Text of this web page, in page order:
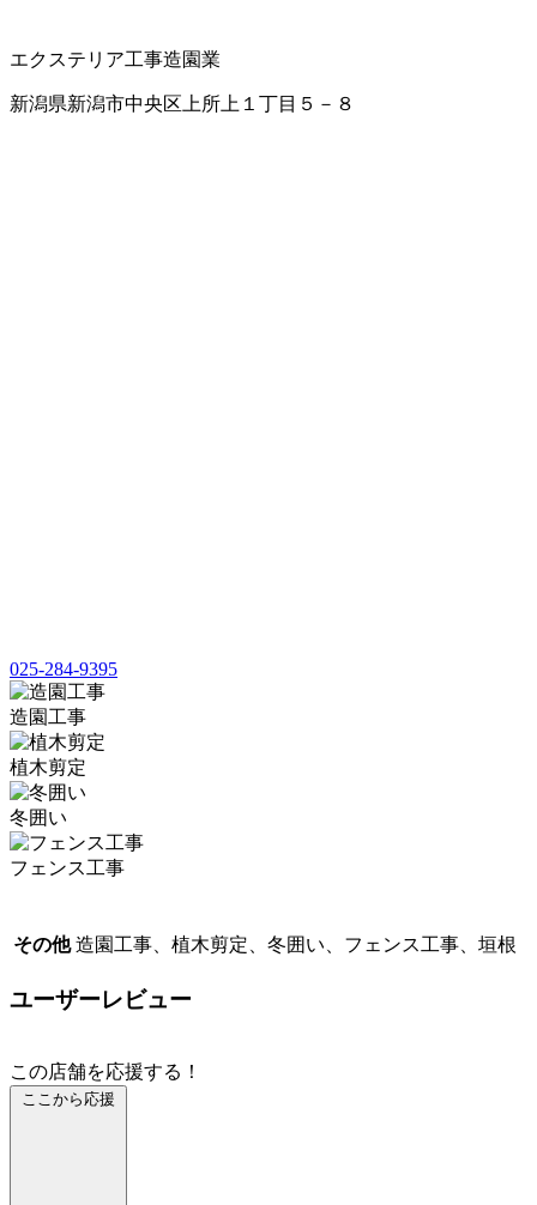
エクステリア工事造園業
新潟県新潟市中央区上所上１丁目５－８
025-284-9395
造園工事
植木剪定
冬囲い
フェンス工事
その他 造園工事、植木剪定、冬囲い、フェンス工事、垣根
ユーザーレビュー
この店舗を応援する！
ここから応援